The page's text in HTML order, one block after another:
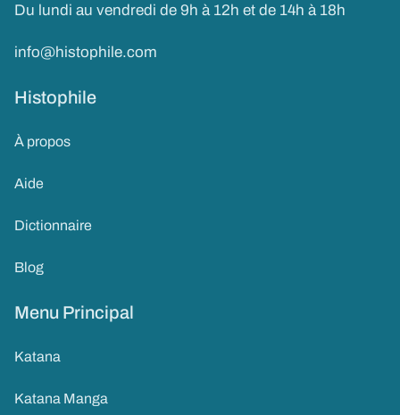
Du lundi au vendredi de 9h à 12h et de 14h à 18h
info@histophile.com
Histophile
À propos
Aide
Dictionnaire
Blog
Menu Principal
Katana
Katana Manga